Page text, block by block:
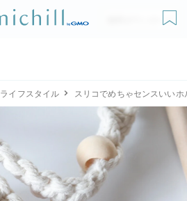
無料ダウンロード
ライフスタイル スリコでめちゃセンスいい